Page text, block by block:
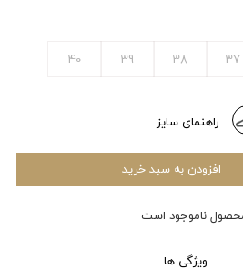
37
38
39
40
راهنمای سایز
افزودن به سبد خرید
ناموجود است
ویژگی ها